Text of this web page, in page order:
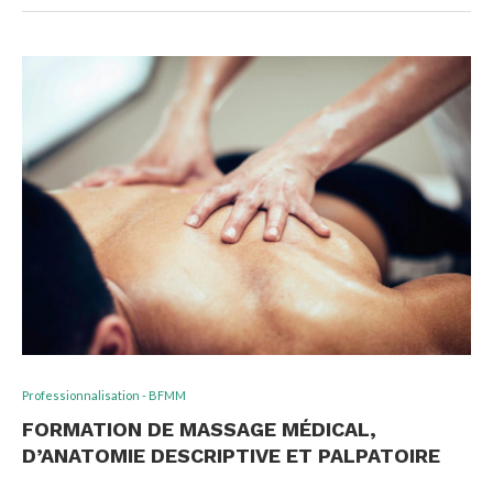
Professionnalisation - BFMM
FORMATION DE MASSAGE MÉDICAL,
D’ANATOMIE DESCRIPTIVE ET PALPATOIRE